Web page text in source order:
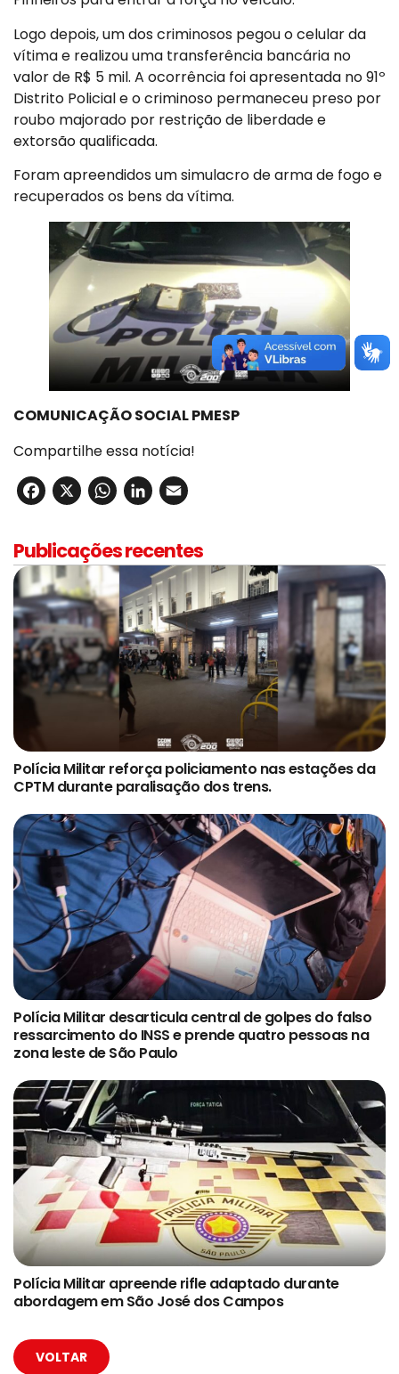
Logo depois, um dos criminosos pegou o celular da
vítima e realizou uma transferência bancária no
valor de R$ 5 mil. A ocorrência foi apresentada no 91º
Distrito Policial e o criminoso permaneceu preso por
roubo majorado por restrição de liberdade e
extorsão qualificada.
Foram apreendidos um simulacro de arma de fogo e
recuperados os bens da vítima.
COMUNICAÇÃO SOCIAL PMESP
Compartilhe essa notícia!
Facebook
X WhatsApp
LinkedIn
Publicações recentes
Polícia Militar reforça policiamento nas estações da
CPTM durante paralisação dos trens.
Polícia Militar desarticula central de golpes do falso
ressarcimento do INSS e prende quatro pessoas na
zona leste de São Paulo
Polícia Militar apreende rifle adaptado durante
abordagem em São José dos Campos
VOLTAR